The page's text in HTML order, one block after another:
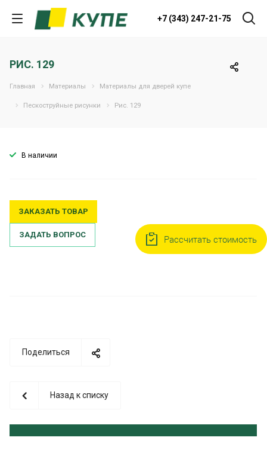
+7 (343) 247-21-75
РИС. 129
Главная Материалы Материалы для дверей купе
Пескоструйные рисунки Рис. 129
В наличии
ЗАКАЗАТЬ ТОВАР
ЗАДАТЬ ВОПРОС
Поделиться
Назад к списку
Рассчитать стоимость